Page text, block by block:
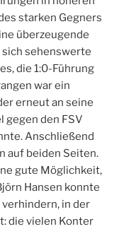
starken Gegners
überzeugende
sehenswerte
die 1:0-Führung
war ein
erneut an seine
gegen den FSV
Anschließend
auf beiden Seiten.
gute Möglichkeit,
Hansen konnte
in der
die vielen Konter